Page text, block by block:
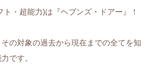
ト・超能力)は『ヘブンズ・ドアー』！
の対象の過去から現在までの全てを知
です。